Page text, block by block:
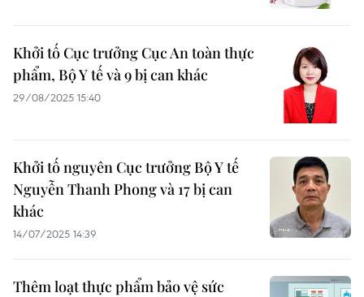
Khởi tố Cục trưởng Cục An toàn thực
phẩm, Bộ Y tế và 9 bị can khác
29/08/2025 15:40
Khởi tố nguyên Cục trưởng Bộ Y tế
Nguyễn Thanh Phong và 17 bị can
khác
14/07/2025 14:39
Thêm loạt thực phẩm bảo vệ sức